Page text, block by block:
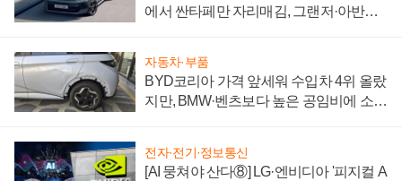
에서 싼타페만 자리매김, 그랜저·아반떼
자동차·부품
BYD코리아 가격 앞세워 수입차 4위 올랐
지만, BMW·벤츠보다 높은 공임비에 소비
전자·전기·정보통신
[AI 뭉쳐야 산다⑧] LG·엔비디아 '피지컬 A